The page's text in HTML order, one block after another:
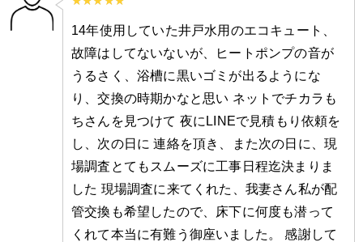
14年使用していた井戸水用のエコキュート、
故障はしてないないが、ヒートポンプの音が
うるさく、浴槽に黒いゴミが出るようにな
り、交換の時期かなと思い ネットでチカラも
ちさんを見つけて 夜にLINEで見積もり依頼を
し、次の日に 連絡を頂き、また次の日に、現
場調査とてもスムーズに工事日程迄決まりま
した 現場調査に来てくれた、我妻さん私が配
管交換も希望したので、床下に何度も潜って
くれて本当に有難う御座いました。 感謝して